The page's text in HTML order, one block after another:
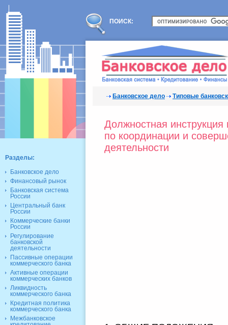
ПОИСК:
Банковское дело Типовые
Должностная инструкция
по координации и
деятельности
Разделы:
Банковское дело
Финансовый рынок
Банковская система
России
Центральный банк
России
Коммерческие банки
России
Регулирование
банковской
деятельности
Пассивные операции
коммерческого банка
Активные операции
коммерческих банков
Ликвидность
коммерческого банка
Кредитная политика
коммерческого банка
Межбанковское